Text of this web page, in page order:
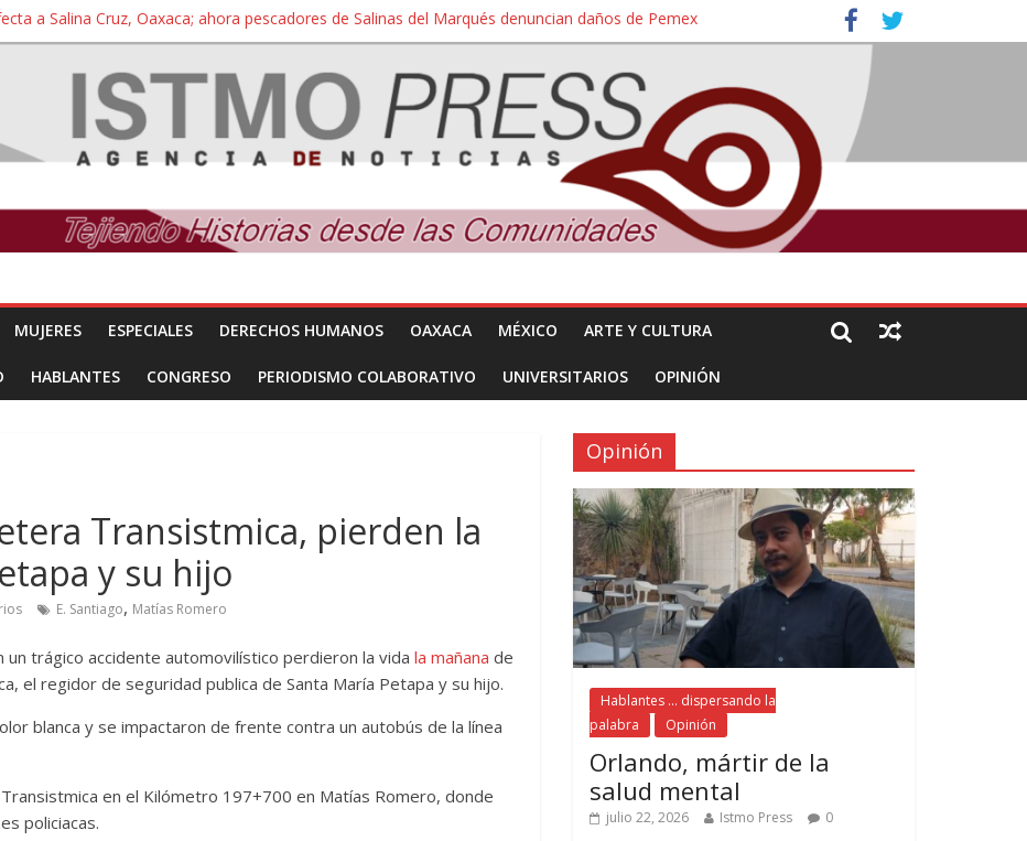
a Salina Cruz, Oaxaca; ahora pescadores de Salinas del Marqués denuncian daños de Pemex
Universidad Bienestar de Ixtepec, Oaxaca vuelve a las aulas tras amparo
se reúnen con titular de la SEGOB y exigen detener a los autores materiales e intelectuales de su asesinato
de nuevo despojo de su territorio para construir un parque eólico
la extracción ilegal de material pétreo de gravera Oyamel
MUJERES ESPECIALES DERECHOS HUMANOS OAXACA MÉXICO ARTE Y CULTURA
HABLANTES CONGRESO PERIODISMO COLABORATIVO UNIVERSITARIOS OPINIÓN
Transistmica, pierden la
y su hijo
E. Santiago, Matías Romero
trágico accidente automovilístico perdieron la vida la mañana de
el regidor de seguridad publica de Santa María Petapa y su hijo.
blanca y se impactaron de frente contra un autobús de la línea
en el Kilómetro 197+700 en Matías Romero, donde
policiacas.
Opinión
Hablantes ... dispersando la
palabra
Opinión
Orlando, mártir de la
salud mental
julio 22, 2026 Istmo Press 0